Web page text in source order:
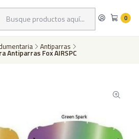
0
de Chilexpress en 24 a 72 horas hábiles
con tarjeta de crédito o transferencia
Antiparras
Antiparras Fox AIRSPC